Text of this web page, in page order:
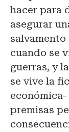
hacer para
asegurar
cuando se
guerras, y
se vive la
premisas